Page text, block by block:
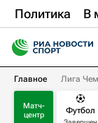
Политика В
Главное Лига
Матч-
центр
Футбол